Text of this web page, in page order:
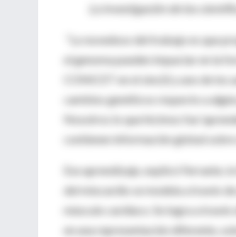
La investigación de los
“Lo novedoso del trabajo es que
el genoma pueden impactar en la
CONICET en el sinc(i) y uno de
cambios genéticos respecto a
Nosotros lo que hicimos fue
contienen información global
Ese aprendizaje, explicó Ferrante,
del miocardio se modela a través
músculo cardíaco. Se logra a
en una representación diferente,